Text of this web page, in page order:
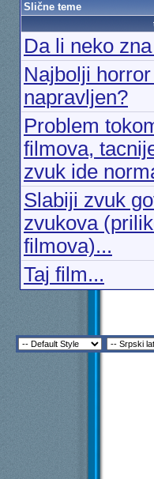
Slične teme
Da li neko
Najbolji
napravljen?
Problem
filmova,
zvuk ide
Slabiji zvuk
zvukova
filmova)...
Taj film...